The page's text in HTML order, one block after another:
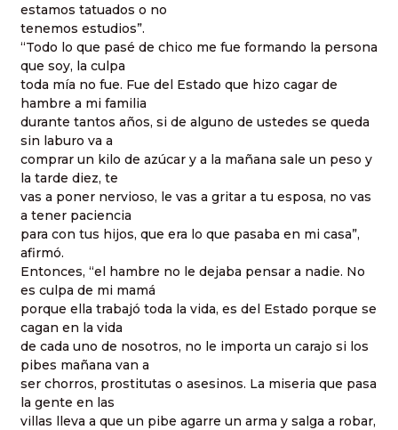
estamos tatuados o no
tenemos estudios”.
“Todo lo que pasé de chico me fue formando la persona
que soy, la culpa
toda mía no fue. Fue del Estado que hizo cagar de
hambre a mi familia
durante tantos años, si de alguno de ustedes se queda
sin laburo va a
comprar un kilo de azúcar y a la mañana sale un peso y
la tarde diez, te
vas a poner nervioso, le vas a gritar a tu esposa, no vas
a tener paciencia
para con tus hijos, que era lo que pasaba en mi casa”,
afirmó.
Entonces, “el hambre no le dejaba pensar a nadie. No
es culpa de mi mamá
porque ella trabajó toda la vida, es del Estado porque se
cagan en la vida
de cada uno de nosotros, no le importa un carajo si los
pibes mañana van a
ser chorros, prostitutas o asesinos. La miseria que pasa
la gente en las
villas lleva a que un pibe agarre un arma y salga a robar,